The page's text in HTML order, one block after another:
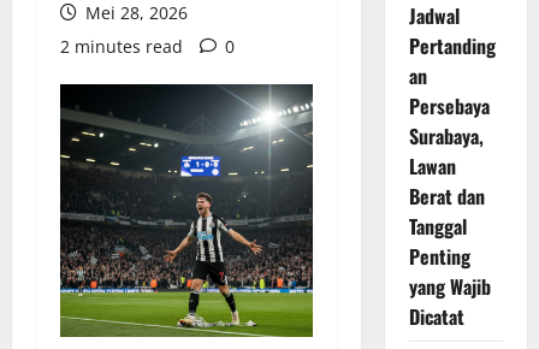
Mei 28, 2026
2 minutes read
0
Jadwal
Pertanding
an
Persebaya
Surabaya,
Lawan
Berat dan
Tanggal
Penting
yang Wajib
Dicatat